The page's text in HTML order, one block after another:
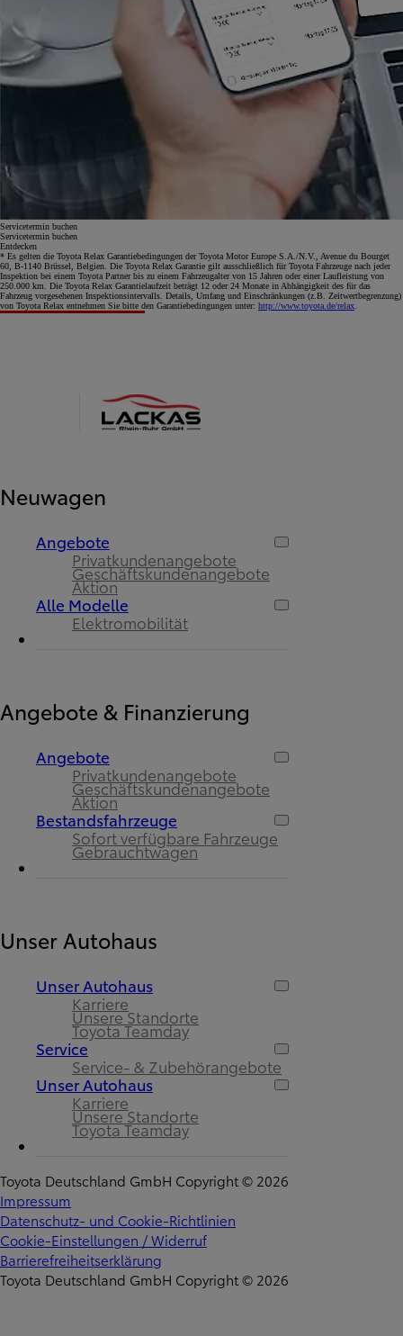
Servicetermin buchen
Servicetermin buchen
Entdecken
* Es gelten die Toyota Relax Garantiebedingungen der Toyota Motor Europe S.A./N.V., Avenue du Bourget
60, B-1140 Brüssel, Belgien. Die Toyota Relax Garantie gilt ausschließlich für Toyota Fahrzeuge nach jeder
Inspektion bei einem Toyota Partner bis zu einem Fahrzeugalter von 15 Jahren oder einer Laufleistung von
250.000 km. Die Toyota Relax Garantielaufzeit beträgt 12 oder 24 Monate in Abhängigkeit des für das
Fahrzeug vorgesehenen Inspektionsintervalls. Details, Umfang und Einschränkungen (z.B. Zeitwertbegrenzung)
von Toyota Relax entnehmen Sie bitte den Garantiebedingungen unter: http://www.toyota.de/relax.
Neuwagen
Angebote
Privatkundenangebote
Geschäftskundenangebote
Aktion
Alle Modelle
Elektromobilität
Angebote & Finanzierung
Angebote
Privatkundenangebote
Geschäftskundenangebote
Aktion
Bestandsfahrzeuge
Sofort verfügbare Fahrzeuge
Gebrauchtwagen
Unser Autohaus
Unser Autohaus
Karriere
Unsere Standorte
Toyota Teamday
Service
Service- & Zubehörangebote
Unser Autohaus
Karriere
Unsere Standorte
Toyota Teamday
Toyota Deutschland GmbH Copyright © 2026
Impressum
Datenschutz- und Cookie-Richtlinien
Cookie-Einstellungen / Widerruf
Barrierefreiheitserklärung
Toyota Deutschland GmbH Copyright © 2026